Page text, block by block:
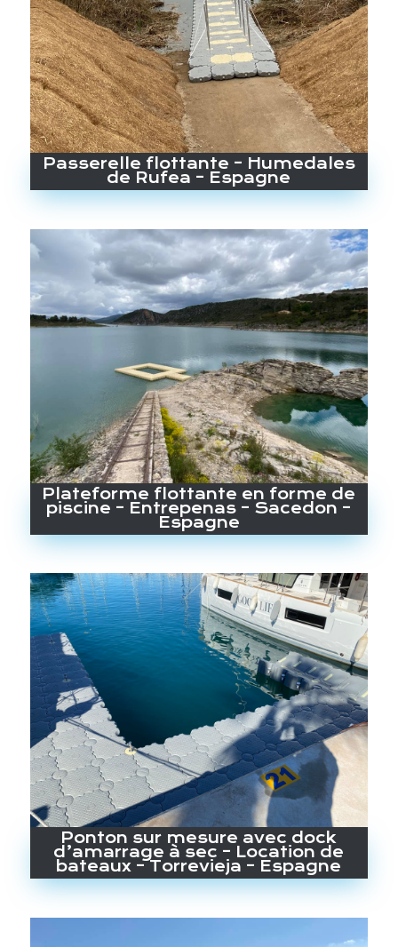
Passerelle flottante – Humedales
de Rufea – Espagne
Plateforme flottante en forme de
piscine – Entrepenas – Sacedon –
Espagne
Ponton sur mesure avec dock
d’amarrage à sec – Location de
bateaux – Torrevieja – Espagne